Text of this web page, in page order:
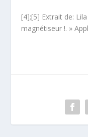
[4];[5] Extrait de:
magnétiseur !. »